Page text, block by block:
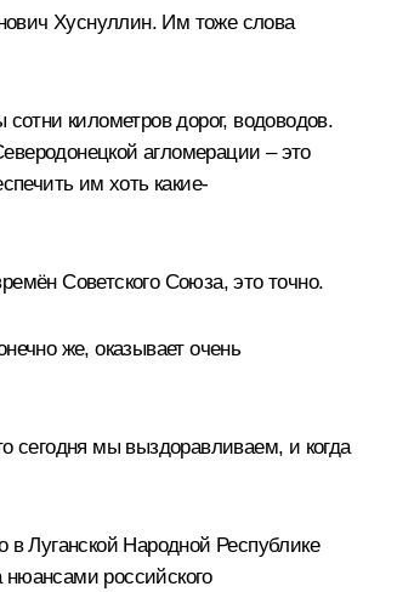
Хуснуллин. Им тоже слова
километров дорог, водоводов.
агломерации – это
им хоть какие-
Советского Союза, это точно.
же, оказывает очень
сегодня мы выздоравливаем, и когда
Луганской Народной Республике
российского